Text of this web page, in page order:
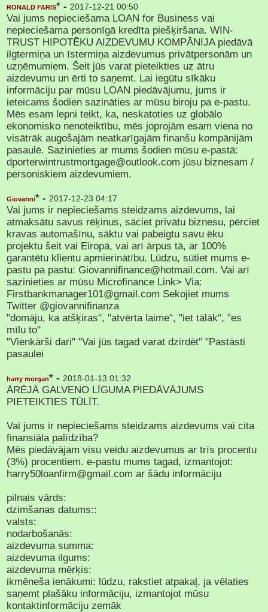
RONALD FARIS* - 2017-12-21 00:50
Vai jums nepieciešama LOAN for Business vai
nepieciešama personīgā kredīta piešķiršana. WIN-
TRUST HIPOTĒKU AIZDEVUMU KOMPĀNIJA piedāvā
ilgtermiņa un īstermiņa aizdevumus privātpersonām un
uzņēmumiem. Šeit jūs varat pieteikties uz ātru
aizdevumu un ērti to saņemt. Lai iegūtu sīkāku
informāciju par mūsu LOAN piedāvājumu, jums ir
ieteicams šodien sazināties ar mūsu biroju pa e-pastu.
Mēs esam lepni teikt, ka, neskatoties uz globālo
ekonomisko nenoteiktību, mēs joprojām esam viena no
visātrāk augošajām neatkarīgajām finanšu kompānijām
pasaulē. Sazinieties ar mums šodien mūsu e-pastā:
dporterwintrustmortgage@outlook.com jūsu biznesam /
personiskiem aizdevumiem.
Giovanni* - 2017-12-23 04:17
Vai jums ir nepieciešams steidzams aizdevums, lai
atmaksātu savus rēķinus, sāciet privātu biznesu, pērciet
kravas automašīnu, sāktu vai pabeigtu savu ēku
projektu šeit vai Eiropā, vai arī ārpus tā, ar 100%
garantētu klientu apmierinātību. Lūdzu, sūtiet mums e-
pastu pa pastu: Giovannifinance@hotmail.com. Vai arī
sazinieties ar mūsu Microfinance Link> Via:
Firstbankmanager101@gmail.com Sekojiet mums
Twitter @giovannifinanza
"domāju, ka atšķiras", "atvērta laime", "iet tālāk", "es
mīlu to"
"Vienkārši dari" "Vai jūs tagad varat dzirdēt" "Pastāsti
pasaulei
harry morgan* - 2018-01-13 01:32
ĀRĒJĀ GALVENO LĪGUMA PIEDĀVĀJUMS
PIETEIKTIES TŪLĪT.
Vai jums ir nepieciešams steidzams aizdevums vai cita
finansiāla palīdzība?
Mēs piedāvājam visu veidu aizdevumus ar trīs procentu
(3%) procentiem. e-pastu mums tagad, izmantojot:
harry50loanfirm@gmail.com ar šādu informāciju
pilnais vārds:
dzimšanas datums::
valsts:
nodarbošanās:
aizdevuma summa:
aizdevuma ilgums:
aizdevuma mērķis:
ikmēneša ienākumi: lūdzu, rakstiet atpakaļ, ja vēlaties
saņemt plašāku informāciju, izmantojot mūsu
kontaktinformāciju zemāk